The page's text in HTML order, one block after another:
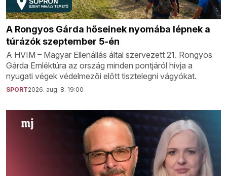
A Rongyos Gárda hőseinek nyomába lépnek a
túrázók szeptember 5-én
A HVIM – Magyar Ellenállás által szervezett 21. Rongyos
Gárda Emléktúra az ország minden pontjáról hívja a
nyugati végek védelmezői előtt tisztelegni vágyókat.
SPORT2026. aug. 8. 19:00